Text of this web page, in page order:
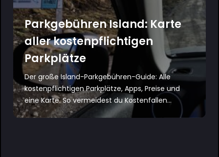
Parkgebühren Island: Karte
aller kostenpflichtigen
Parkplätze
Der große Island-Parkgebühren-Guide: Alle
kostenpflichtigen Parkplätze, Apps, Preise und
eine Karte. So vermeidest du Kostenfallen...